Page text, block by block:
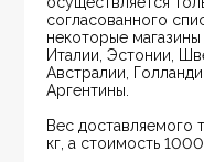
согласованного
некоторые
Италии, Эстонии,
Австралии,
Аргентины.
Вес доставляемого
кг, а стоимость